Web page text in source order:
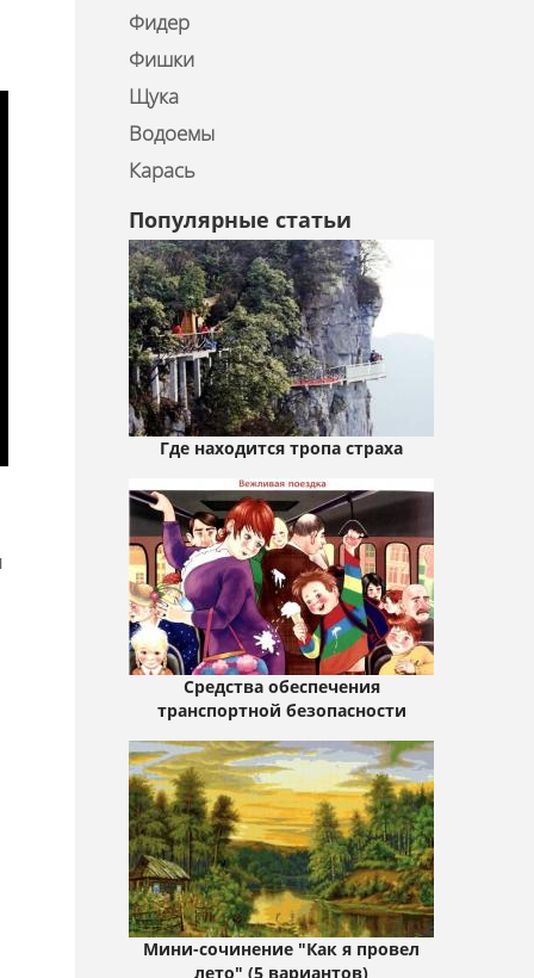
Фидер
Фишки
Щука
Водоемы
Карась
Популярные статьи
Где находится тропа страха
Средства обеспечения
транспортной безопасности
Мини-сочинение "Как я провел
лето" (5 вариантов)